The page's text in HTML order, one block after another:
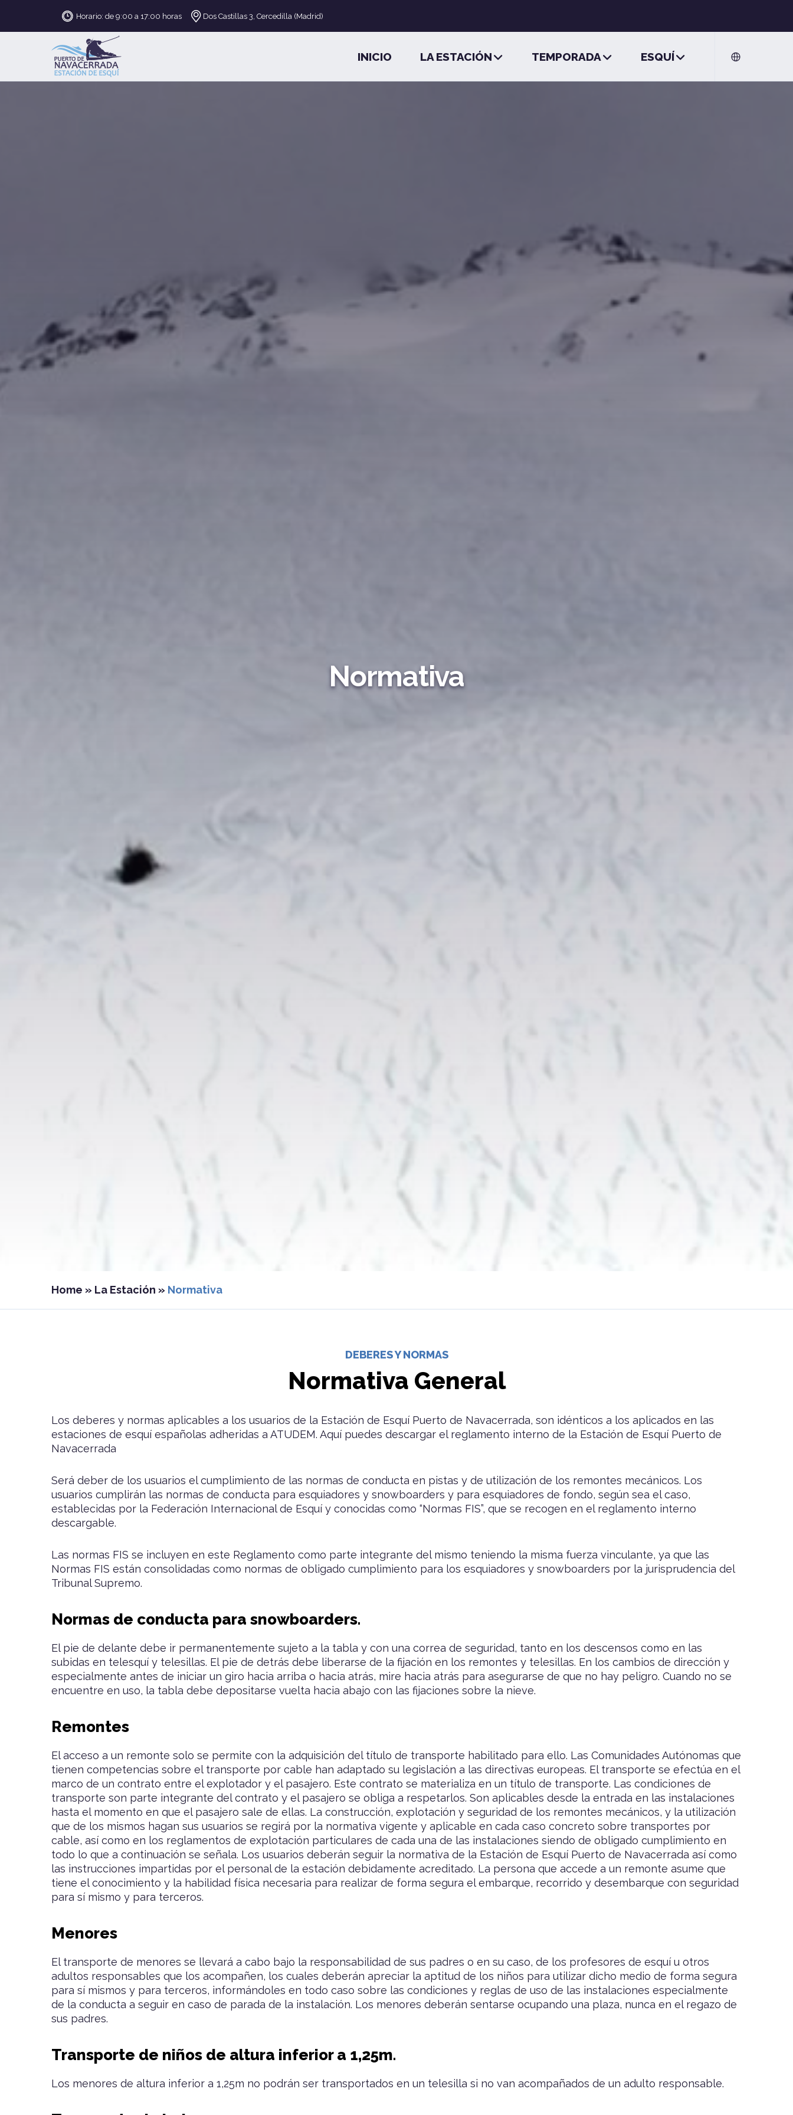
Horario: de 9:00 a 17:00 horas Dos Castillas 3, Cercedilla (Madrid)
INICIO LA ESTACIÓN TEMPORADA ESQUÍ
Normativa
Home » La Estación » Normativa
DEBERES Y NORMAS
Normativa General
Los deberes y normas aplicables a los usuarios de la Estación de Esquí Puerto de Navacerrada, son idénticos a los aplicados en las
estaciones de esquí españolas adheridas a ATUDEM. Aquí puedes descargar el reglamento interno de la Estación de Esquí Puerto de
Navacerrada
Será deber de los usuarios el cumplimiento de las normas de conducta en pistas y de utilización de los remontes mecánicos. Los
usuarios cumplirán las normas de conducta para esquiadores y snowboarders y para esquiadores de fondo, según sea el caso,
establecidas por la Federación Internacional de Esquí y conocidas como “Normas FIS”, que se recogen en el reglamento interno
descargable.
Las normas FIS se incluyen en este Reglamento como parte integrante del mismo teniendo la misma fuerza vinculante, ya que las
Normas FIS están consolidadas como normas de obligado cumplimiento para los esquiadores y snowboarders por la jurisprudencia del
Tribunal Supremo.
Normas de conducta para snowboarders.
El pie de delante debe ir permanentemente sujeto a la tabla y con una correa de seguridad, tanto en los descensos como en las
subidas en telesquí y telesillas. El pie de detrás debe liberarse de la fijación en los remontes y telesillas. En los cambios de dirección y
especialmente antes de iniciar un giro hacia arriba o hacia atrás, mire hacia atrás para asegurarse de que no hay peligro. Cuando no se
encuentre en uso, la tabla debe depositarse vuelta hacia abajo con las fijaciones sobre la nieve.
Remontes
El acceso a un remonte solo se permite con la adquisición del título de transporte habilitado para ello. Las Comunidades Autónomas que
tienen competencias sobre el transporte por cable han adaptado su legislación a las directivas europeas. El transporte se efectúa en el
marco de un contrato entre el explotador y el pasajero. Este contrato se materializa en un título de transporte. Las condiciones de
transporte son parte integrante del contrato y el pasajero se obliga a respetarlos. Son aplicables desde la entrada en las instalaciones
hasta el momento en que el pasajero sale de ellas. La construcción, explotación y seguridad de los remontes mecánicos, y la utilización
que de los mismos hagan sus usuarios se regirá por la normativa vigente y aplicable en cada caso concreto sobre transportes por
cable, así como en los reglamentos de explotación particulares de cada una de las instalaciones siendo de obligado cumplimiento en
todo lo que a continuación se señala. Los usuarios deberán seguir la normativa de la Estación de Esquí Puerto de Navacerrada así como
las instrucciones impartidas por el personal de la estación debidamente acreditado. La persona que accede a un remonte asume que
tiene el conocimiento y la habilidad física necesaria para realizar de forma segura el embarque, recorrido y desembarque con seguridad
para sí mismo y para terceros.
Menores
El transporte de menores se llevará a cabo bajo la responsabilidad de sus padres o en su caso, de los profesores de esquí u otros
adultos responsables que los acompañen, los cuales deberán apreciar la aptitud de los niños para utilizar dicho medio de forma segura
para sí mismos y para terceros, informándoles en todo caso sobre las condiciones y reglas de uso de las instalaciones especialmente
de la conducta a seguir en caso de parada de la instalación. Los menores deberán sentarse ocupando una plaza, nunca en el regazo de
sus padres.
Transporte de niños de altura inferior a 1,25m.
Los menores de altura inferior a 1,25m no podrán ser transportados en un telesilla si no van acompañados de un adulto responsable.